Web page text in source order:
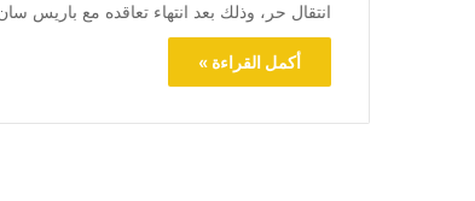
انتقال حر، وذلك بعد انتهاء تعاقده مع
أكمل القراءة »